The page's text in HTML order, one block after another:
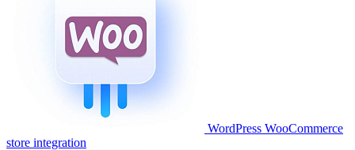
WordPress WooCommerce
store integration